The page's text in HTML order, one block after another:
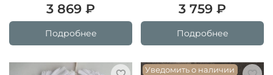
3 869 ₽
Подробнее
3 759 ₽
Подробнее
Уведомить о наличии